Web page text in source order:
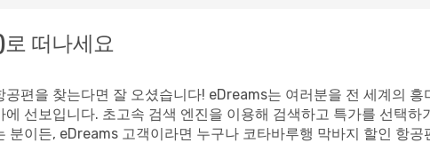
떠나세요
공편을 찾는다면 잘 오셨습니다! eDreams는 여러분을 전 세계의
에 선보입니다. 초고속 검색 엔진을 이용해 검색하고 특가를 선택
분이든, eDreams 고객이라면 누구나 코타바루행 막바지 할인 항